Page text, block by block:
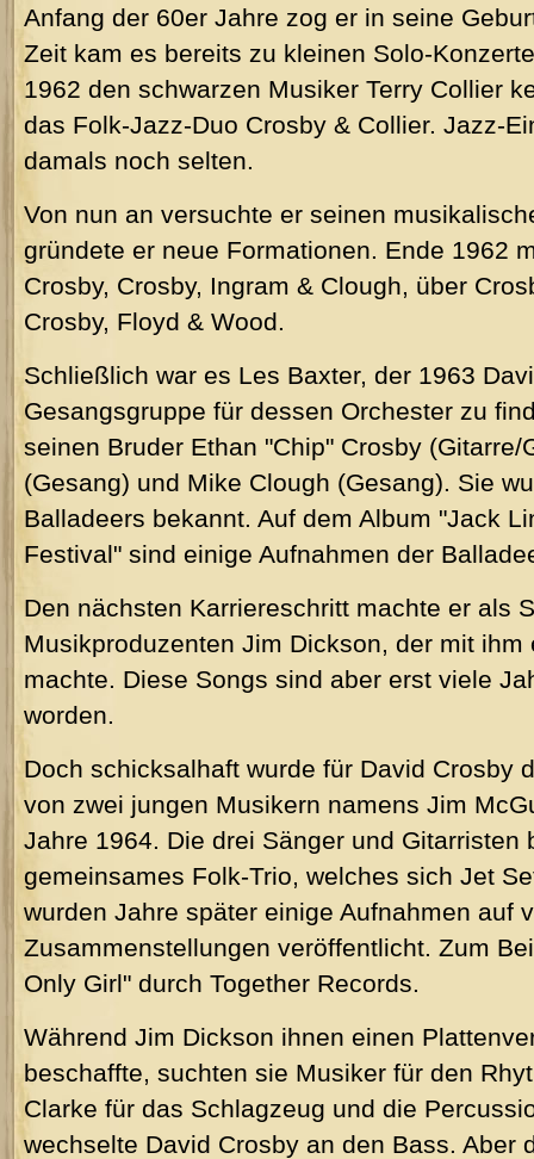
Anfang der 60er Jahre zog er in seine
Zeit kam es bereits zu kleinen Solo-
1962 den schwarzen Musiker Terry Collier
das Folk-Jazz-Duo Crosby & Collier. Jazz-
damals noch selten.
Von nun an versuchte er seinen
gründete er neue Formationen. Ende 1962
Crosby, Crosby, Ingram & Clough, über
Crosby, Floyd & Wood.
Schließlich war es Les Baxter, der 1963
Gesangsgruppe für dessen Orchester zu
seinen Bruder Ethan "Chip" Crosby (Gitarre/
(Gesang) und Mike Clough (Gesang). Sie
Balladeers bekannt. Auf dem Album "Jack
Festival" sind einige Aufnahmen der
Den nächsten Karriereschritt machte er als
Musikproduzenten Jim Dickson, der mit
machte. Diese Songs sind aber erst viele
worden.
Doch schicksalhaft wurde für David Crosby
von zwei jungen Musikern namens Jim
Jahre 1964. Die drei Sänger und Gitarristen
gemeinsames Folk-Trio, welches sich Jet
wurden Jahre später einige Aufnahmen auf
Zusammenstellungen veröffentlicht. Zum
Only Girl" durch Together Records.
Während Jim Dickson ihnen einen
beschaffte, suchten sie Musiker für den
Clarke für das Schlagzeug und die
wechselte David Crosby an den Bass. Aber